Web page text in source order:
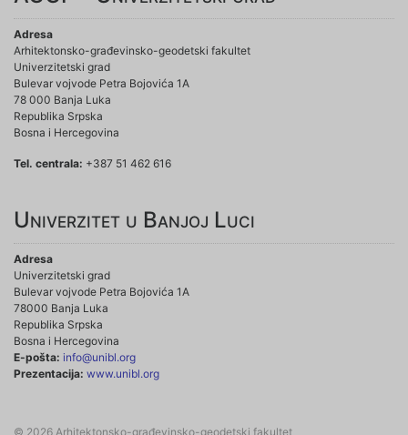
Adresa
Arhitektonsko-građevinsko-geodetski fakultet
Univerzitetski grad
Bulevar vojvode Petra Bojovića 1A
78 000 Banja Luka
Republika Srpska
Bosna i Hercegovina
Tel. centrala: +387 51 462 616
Univerzitet u Banjoj Luci
Adresa
Univerzitetski grad
Bulevar vojvode Petra Bojovića 1A
78000 Banja Luka
Republika Srpska
Bosna i Hercegovina
E-pošta: info@unibl.org
Prezentacija: www.unibl.org
© 2026 Arhitektonsko-građevinsko-geodetski fakultet